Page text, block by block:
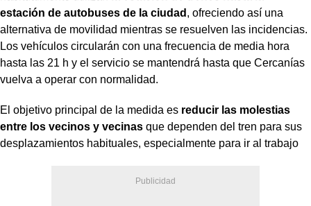
estación de autobuses de la ciudad , ofreciendo así una
alternativa de movilidad mientras se resuelven las incidencias.
Los vehículos circularán con una frecuencia de media hora
hasta las 21 h y el servicio se mantendrá hasta que Cercanías
vuelva a operar con normalidad.
El objetivo principal de la medida es reducir las molestias
entre los vecinos y vecinas que dependen del tren para sus
desplazamientos habituales, especialmente para ir al trabajo